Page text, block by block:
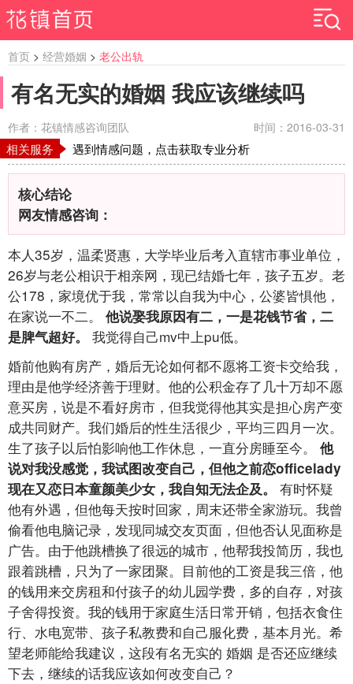
首页 > 经营婚姻 > 老公出轨
有名无实的婚姻 我应该继续吗
作者：花镇情感咨询团队 时间：2016-03-31
相关服务 遇到情感问题，点击获取专业分析
核心结论
网友情感咨询：
本人35岁，温柔贤惠，大学毕业后考入直辖市事业单位，
26岁与老公相识于相亲网，现已结婚七年，孩子五岁。老
公178，家境优于我，常常以自我为中心，公婆皆惧他，
在家说一不二。 他说娶我原因有二，一是花钱节省，二
是脾气超好。 我觉得自己mv中上pu低。
婚前他购有房产，婚后无论如何都不愿将工资卡交给我，
理由是他学经济善于理财。他的公积金存了几十万却不愿
意买房，说是不看好房市，但我觉得他其实是担心房产变
成共同财产。我们婚后的性生活很少，平均三四月一次。
生了孩子以后怕影响他工作休息，一直分房睡至今。 他
说对我没感觉，我试图改变自己，但他之前恋officelady
现在又恋日本童颜美少女，我自知无法企及。 有时怀疑
他有外遇，但他每天按时回家，周末还带全家游玩。我曾
偷看他电脑记录，发现同城交友页面，但他否认见面称是
广告。由于他跳槽换了很远的城市，他帮我投简历，我也
跟着跳槽，只为了一家团聚。目前他的工资是我三倍，他
的钱用来交房租和付孩子的幼儿园学费，多的自存，对孩
子舍得投资。我的钱用于家庭生活日常开销，包括衣食住
行、水电宽带、孩子私教费和自己服化费，基本月光。希
望老师能给我建议，这段有名无实的 婚姻 是否还应继续
下去，继续的话我应该如何改变自己？